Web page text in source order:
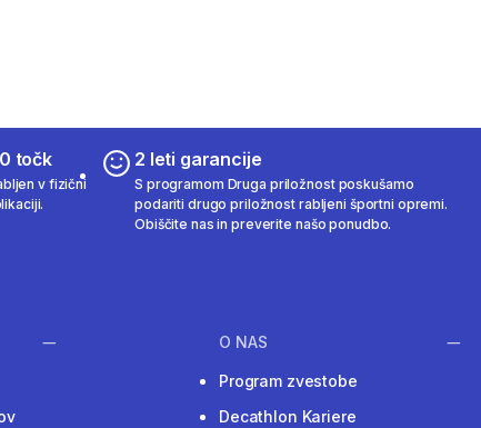
točk
v fizični
2 leti garancije
S programom Druga priložnost poskušamo
podariti drugo priložnost rabljeni športni opremi.
Obiščite nas in preverite našo ponudbo.
O NAS
Program zvestobe
Decathlon Kariere